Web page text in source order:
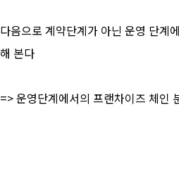
다음으로 계약단계가 아닌 운영 단계
해 본다
=> 운영단계에서의 프랜차이즈 체인